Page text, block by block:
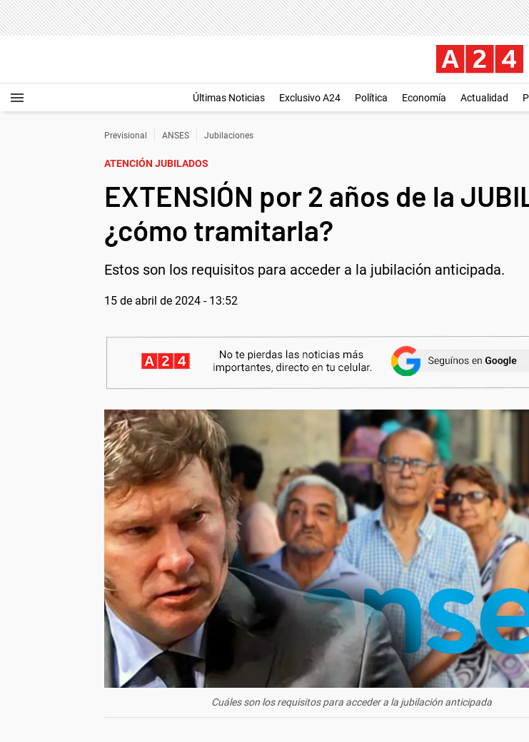
Últimas Noticias Exclusivo A24 Política Economía Actualidad
Previsional ANSES Jubilaciones
ATENCIÓN JUBILADOS
EXTENSIÓN por 2 años de la
¿cómo tramitarla?
Estos son los requisitos para acceder a la jubilación anticipada.
15 de abril de 2024 - 13:52
Cuáles son los requisitos para acceder a la jubilación anticipada